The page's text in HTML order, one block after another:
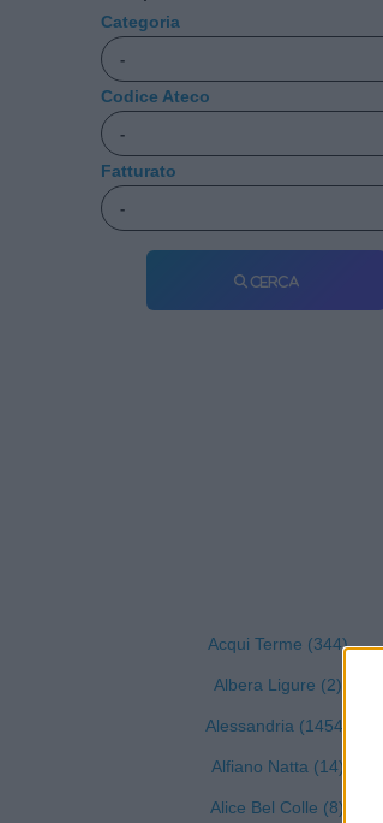
Categoria
Codice Ateco
Fatturato
Cerca
Acqui Terme (344)
Albera Ligure (2)
Alessandria (1454)
Alfiano Natta (14)
Alice Bel Colle (8)